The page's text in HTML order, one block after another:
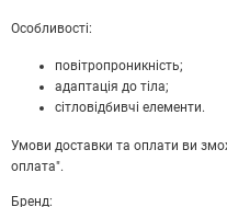
Особливості:
повітропроникність;
адаптація до тіла;
сітловідбивчі елементи.
Умови доставки та оплати ви
оплата".
Бренд: